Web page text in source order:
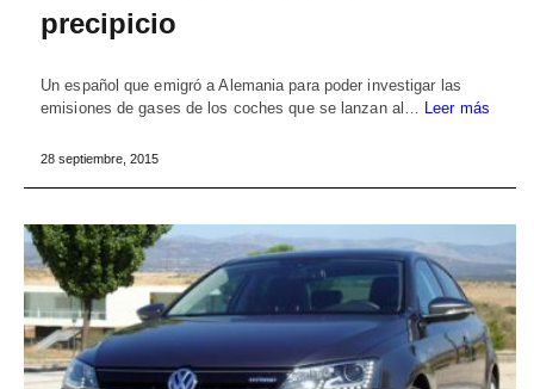
precipicio
Un español que emigró a Alemania para poder investigar las
emisiones de gases de los coches que se lanzan al… Leer más
28 septiembre, 2015